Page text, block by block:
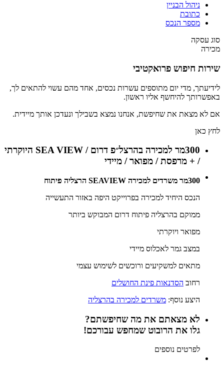
ניהול הבניין
כתובת
מספר הנכס
סוג עסקה
מכירה
שירות חיפוש פרואקטיבי
לידיעתך, מדי יום מתוספים עשרות נכסים, אחד מהם עשוי להתאים לך,
באפשרותך להיחשף אליו ראשון.
אם לא מצאת את שחיפשת, אנחנו נמצא בשבילך ונעדכן אותך מיידית.
לחץ כאן
300מר למכירה בהרצל״פ דרום / SEA VIEW היוקרתי
/ + מרפסת / מפואר / מיידי
300מר משרדים למכירה SEAVIEW הרצליה פיתוח
הנכס היחיד למכירה בפרוייקט היפה באזור התעשייה
ממוקם בהרצליה פיתוח דרום המבוקש ביותר
מפואר ויוקרתי
במצב גמר לאכלוס מיידי
מתאים למשקיעים ורוכשים לשימוש עצמי
רחוב הסדנאות פינת החושלים
היצע נוסף: משרדים למכירה בהרצליה
לא מצאתם את מה שחיפשתם?
גלו את הרובוט שמחפש עבורכם!
לפרטים נוספים